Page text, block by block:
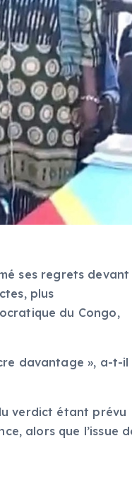
ses regrets devant
plus
du Congo,
davantage », a-t-il
verdict étant prévu
alors que l’issue